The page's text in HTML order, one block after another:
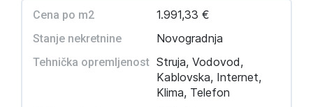
Cena po m2 1.991,33 €
Stanje nekretnine Novogradnja
Tehnička opremljenost Struja, Vodovod,
Kablovska, Internet,
Klima, Telefon